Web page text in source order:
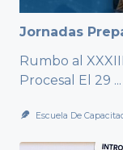
Jornadas
Rumbo al
Procesal El 29 ...
Escuela De